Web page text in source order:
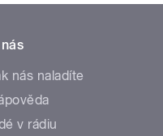
nás naladíte
v rádiu